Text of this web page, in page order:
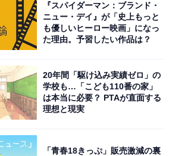
『スパイダーマン：ブランド・
ニュー・デイ』が「史上もっと
も優しいヒーロー映画」になっ
た理由。予習したい作品は？
20年間「駆け込み実績ゼロ」の
学校も…「こども110番の家」
は本当に必要？ PTAが直面する
理想と現実
「青春18きっぷ」販売激減の裏